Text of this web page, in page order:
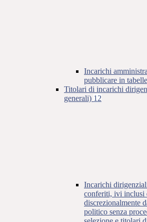
Incarichi
pubblicare in
Titolari di incarichi
generali) 12
Incarichi
conferiti, ivi inclusi
discrezionalmente
politico senza